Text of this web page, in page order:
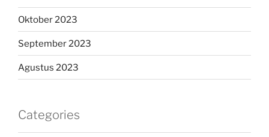
Oktober 2023
September 2023
Agustus 2023
Categories